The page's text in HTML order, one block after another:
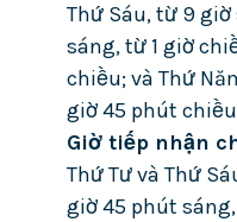
Thứ Sáu, từ 9 giờ
sáng, từ 1 giờ
chiều; và Thứ
giờ 45 phút
Giờ tiếp nhận
Thứ Tư và Thứ
giờ 45 phút